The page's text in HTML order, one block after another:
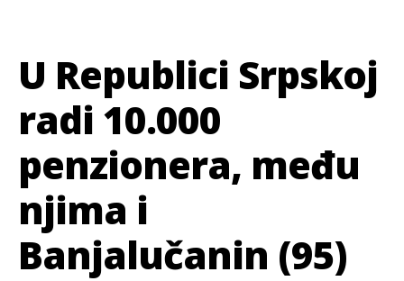
U Republici Srpskoj
radi 10.000
penzionera, među
njima i
Banjalučanin (95)